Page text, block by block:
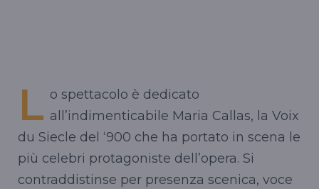
L o spettacolo è dedicato
all’indimenticabile Maria Callas, la Voix
du Siecle del ‘900 che ha portato in scena le
più celebri protagoniste dell’opera. Si
contraddistinse per presenza scenica, voce